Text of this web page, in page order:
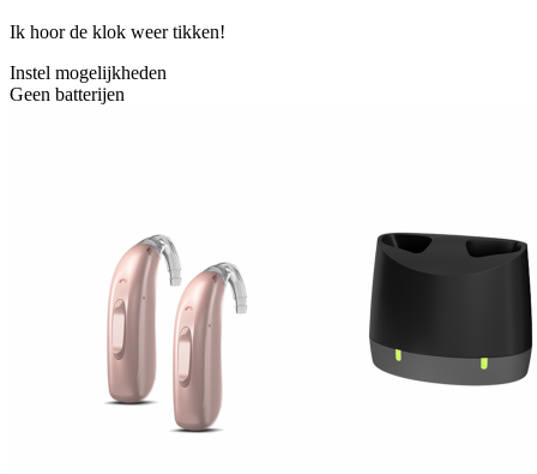
Ik hoor de klok weer tikken!
Instel mogelijkheden
Geen batterijen